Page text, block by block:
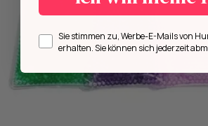
Opt inSie stimmen zu, Werbe-E-Mails von
erhalten. Sie können sich jederzeit